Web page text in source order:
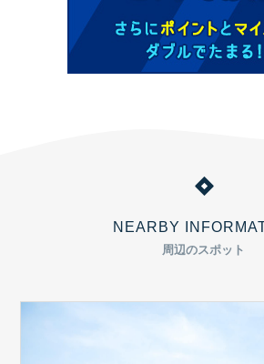
NEARBY
周辺のスポット